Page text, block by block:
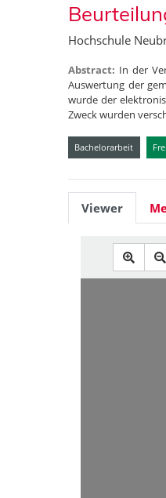
Hochschule
Abstract: In der
Auswertung der
wurde der
Zweck wurden
Bachelorarbeit
Viewer